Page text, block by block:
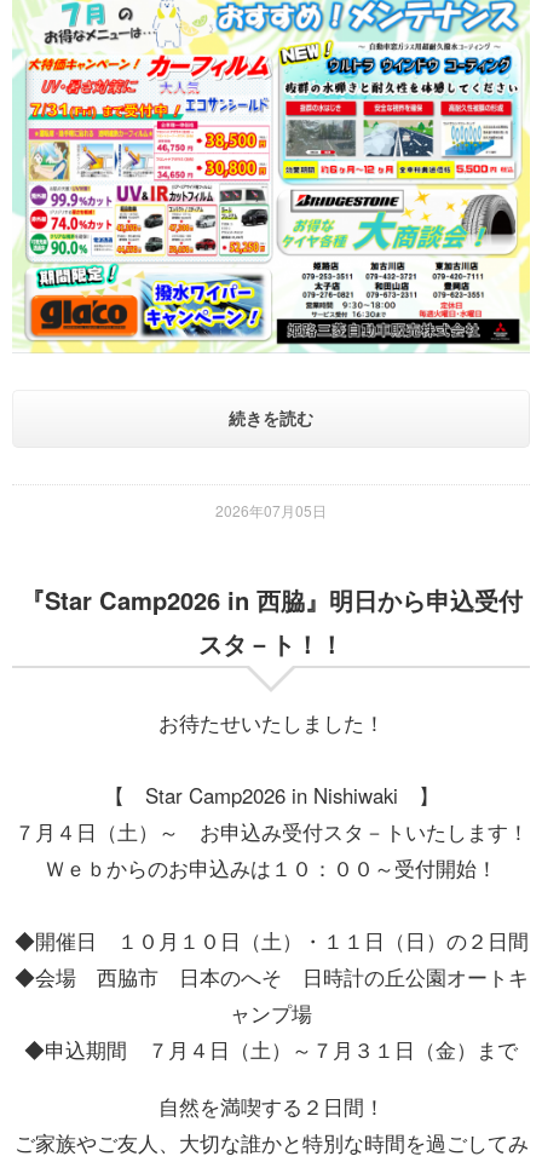
続きを読む
2026年07月05日
『Star Camp2026 in 西脇』明日から申込受付
スタ－ト！！
お待たせいたしました！
【 Star Camp2026 in Nishiwaki 】
７月４日（土）～ お申込み受付スタ－トいたします！
Ｗｅｂからのお申込みは１０：００～受付開始！
◆開催日 １０月１０日（土）・１１日（日）の２日間
◆会場 西脇市 日本のへそ 日時計の丘公園オートキ
ャンプ場
◆申込期間 ７月４日（土）～７月３１日（金）まで
自然を満喫する２日間！
ご家族やご友人、大切な誰かと特別な時間を過ごしてみ